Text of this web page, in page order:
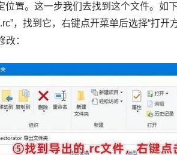
位置。这一步我们去找到这个文件。如
，找到它，右键点开菜单后选择“打开
改：